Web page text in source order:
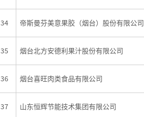
34 帝斯曼芬美意果胶（烟台）股份有限公司
35 烟台北方安德利果汁股份有限公司
36 烟台喜旺肉类食品有限公司
37 山东恒辉节能技术集团有限公司